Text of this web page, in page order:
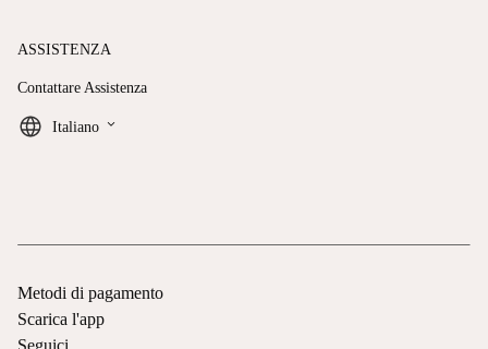
ASSISTENZA
Contattare Assistenza
Italiano keyboard_arrow_down
Metodi di pagamento
Scarica l'app
Seguici